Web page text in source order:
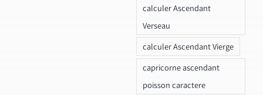
calculer Ascendant
Verseau
calculer Ascendant Vierge
capricorne ascendant
poisson caractere